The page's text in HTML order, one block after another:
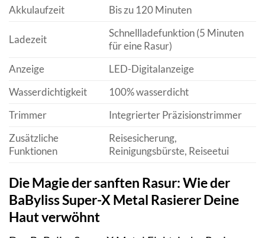
Akkulaufzeit Bis zu 120 Minuten
Ladezeit
Schnellladefunktion (5 Minuten
für eine Rasur)
Anzeige
LED-Digitalanzeige
Wasserdichtigkeit
100% wasserdicht
Trimmer
Integrierter Präzisionstrimmer
Zusätzliche
Funktionen
Reisesicherung,
Reinigungsbürste, Reiseetui
Die Magie der sanften Rasur: Wie der
BaByliss Super-X Metal Rasierer Deine
Haut verwöhnt